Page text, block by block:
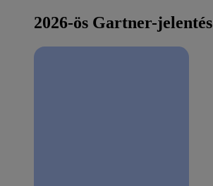
2026-ös Gartner-jelentés